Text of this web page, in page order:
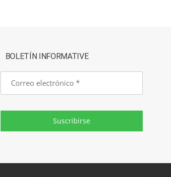
BOLETÍN INFORMATIVE
Correo
electrónico
Suscribirse